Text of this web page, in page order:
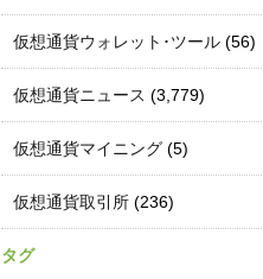
仮想通貨ウォレット･ツール (56)
仮想通貨ニュース (3,779)
仮想通貨マイニング (5)
仮想通貨取引所 (236)
タグ